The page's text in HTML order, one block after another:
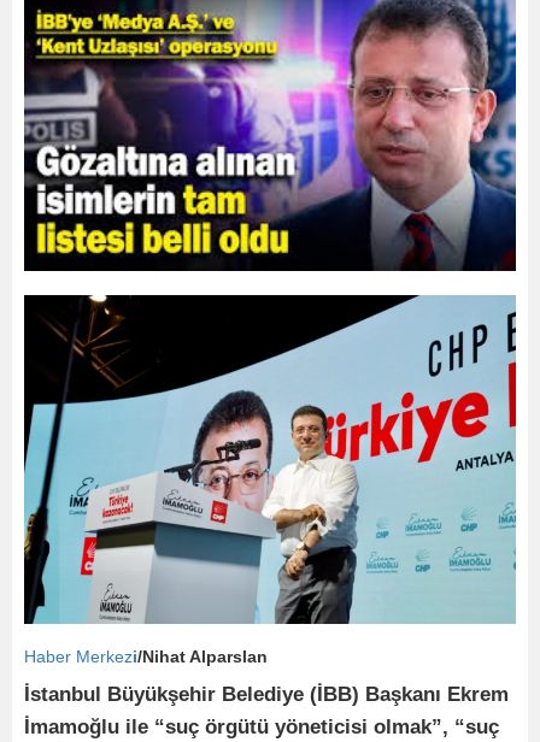
Haber Merkezi/Nihat Alparslan
İstanbul Büyükşehir Belediye (İBB) Başkanı Ekrem
İmamoğlu ile “suç örgütü yöneticisi olmak”, “suç